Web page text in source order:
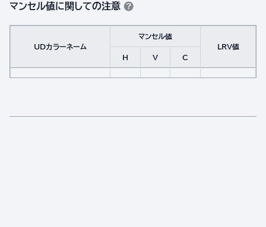
マンセル値に関しての注意
UDカラーネーム
マンセル値
LRV値
H
V C